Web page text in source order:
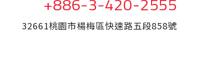
32661桃園市楊梅區快速路五段858號